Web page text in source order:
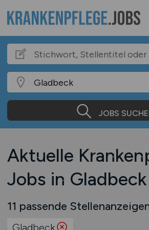
JOBS
Aktuelle
Jobs in Gladbeck
11 passende
Gladbeck